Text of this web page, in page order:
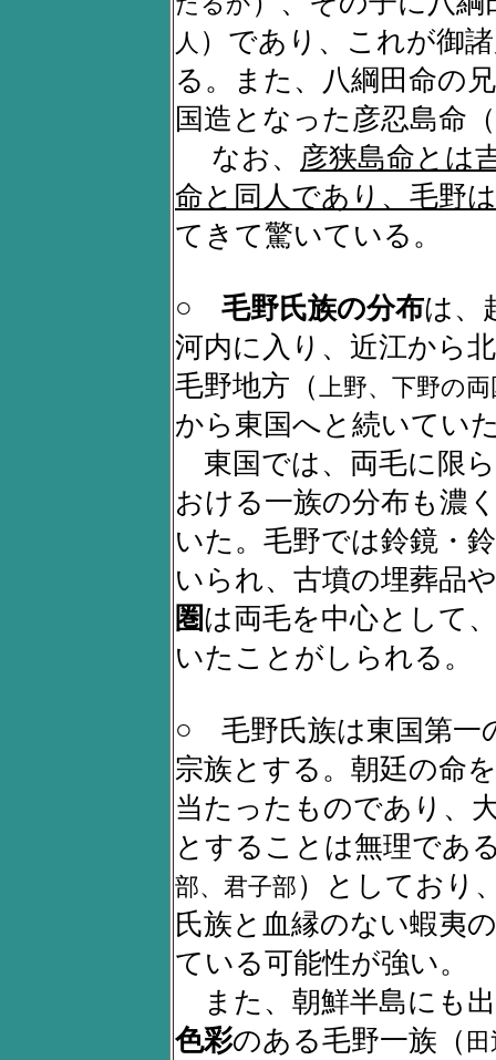
人 ）であり、これが御
る。また、八綱田命の
国造となった彦忍島命（
なお、 彦狭島命とは
命と同人であり、毛野
てきて驚いている。
○ 毛野氏族の分布は、
河内に入り、近江から
毛野地方（上野、下野の両
から東国へと続いてい
東国では、両毛に限
おける一族の分布も濃
いた。毛野では鈴鏡・
いられ、古墳の埋葬品
圏は両毛を中心として
いたことがしられる。
○ 毛野氏族は東国第一
宗族とする。朝廷の命
当たったものであり、
とすることは無理であ
部、君子部 ）としており
氏族と血縁のない蝦夷
ている可能性が強い。
また、朝鮮半島にも
色彩のある毛野一族（